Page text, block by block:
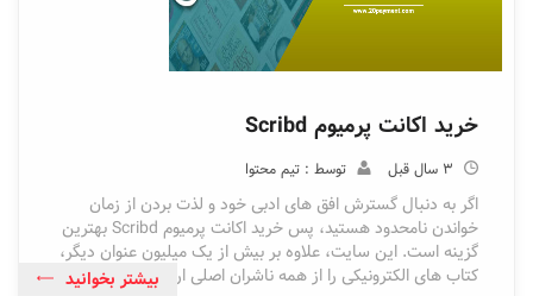
خرید اکانت پرمیوم Scribd
3 سال قبل توسط : تیم محتوا
اگر به دنبال گسترش افق های ادبی خود و لذت بردن از زمان
خواندن نامحدود هستید، پس خرید اکانت پرمیوم Scribd بهترین
گزینه است. این سایت، علاوه بر بیش از یک میلیون عنوان دیگر،
کتاب های الکترونیکی را از همه ناشران اصلی ارائه می دهد
بیشتر بخوانید